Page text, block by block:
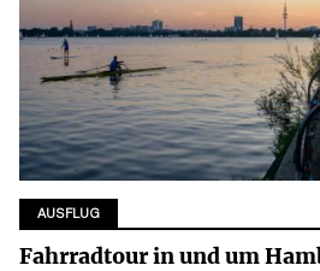
AUSFLUG
Fahrradtour in und um